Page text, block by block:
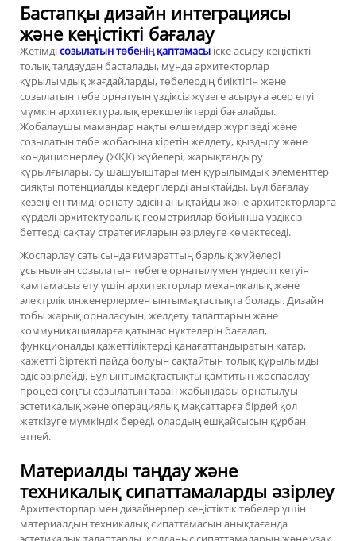
Бастапқы дизайн интеграциясы
және кеңістікті бағалау
Жетімдісозылатын төбенің қаптамасы іске асыру кеңістікті
толық талдаудан басталады, мұнда архитекторлар
құрылымдық жағдайларды, төбелердің биіктігін және
созылатын төбе орнатуын үздіксіз жүзеге асыруға әсер етуі
мүмкін архитектуралық ерекшеліктерді бағалайды.
Жобалаушы мамандар нақты өлшемдер жүргізеді және
созылатын төбе жобасына кіретін желдету, қыздыру және
кондиционерлеу (ЖҚК) жүйелері, жарықтандыру
құрылғылары, су шашуыштары мен құрылымдық элементтер
сияқты потенциалды кедергілерді анықтайды. Бұл бағалау
кезеңі ең тиімді орнату әдісін анықтайды және архитекторларға
күрделі архитектуралық геометриялар бойынша үздіксіз
беттерді сақтау стратегияларын әзірлеуге көмектеседі.
Жоспарлау сатысында ғимараттың барлық жүйелері
ұсынылған созылатын төбеге орнатылумен үндесіп кетуін
қамтамасыз ету үшін архитекторлар механикалық және
электрлік инженерлермен ынтымақтастықта болады. Дизайн
тобы жарық орналасуын, желдету талаптарын және
коммуникацияларға қатынас нүктелерін бағалап,
функционалды қажеттіліктерді қанағаттандыратын қатар,
қажетті біртекті пайда болуын сақтайтын толық құрылымды
әдіс әзірлейді. Бұл ынтымақтастықты қамтитын жоспарлау
процесі соңғы созылатын таван жабындары орнатылуы
эстетикалық және операциялық мақсаттарға бірдей қол
жеткізуге мүмкіндік береді, олардың ешқайсысын құрбан
етпей.
Материалды таңдау және
техникалық сипаттамаларды әзірлеу
Архитекторлар мен дизайнерлер кеңістіктік төбелер үшін
материалдың техникалық сипаттамасын анықтағанда